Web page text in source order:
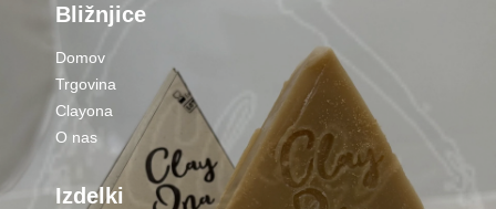
Bližnjice
Domov
Trgovina
Clayona
O nas
Izdelki